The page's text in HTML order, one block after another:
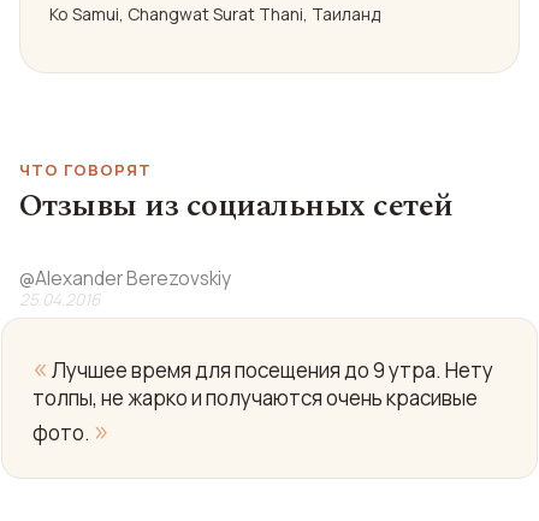
Ko Samui, Changwat Surat Thani, Таиланд
ЧТО ГОВОРЯТ
Отзывы из социальных сетей
@Alexander Berezovskiy
25.04.2016
« Лучшее время для посещения до 9 утра. Нету
толпы, не жарко и получаются очень красивые
фото. »